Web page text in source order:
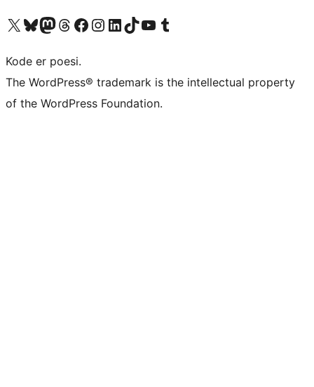
Besøk vår konto på X Visit our Bluesky account
Besøk vår Mastodon-konto
Visit our Threads account
Besøk vår Facebook-sideBesøk vår Instagram-konto
Besøk vår LinkedIn-konto
Visit our TikTok account
Visit our YouTube channel
Visit our Tumblr account
Kode er poesi.
The WordPress® trademark is the intellectual property
of the WordPress Foundation.